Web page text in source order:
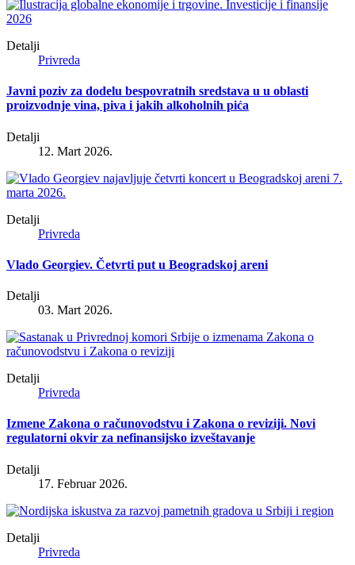
Detalji
Privreda
Javni poziv za dodelu bespovratnih sredstava u u oblasti
proizvodnje vina, piva i jakih alkoholnih pića
Detalji
12. Mart 2026.
Detalji
Privreda
Vlado Georgiev. Četvrti put u Beogradskoj areni
Detalji
03. Mart 2026.
Detalji
Privreda
Izmene Zakona o računovodstvu i Zakona o reviziji. Novi
regulatorni okvir za nefinansijsko izveštavanje
Detalji
17. Februar 2026.
Detalji
Privreda